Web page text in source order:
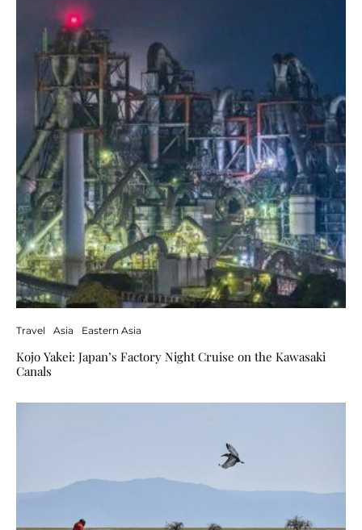
Travel Asia Eastern Asia
Kojo Yakei: Japan’s Factory Night Cruise on the Kawasaki
Canals